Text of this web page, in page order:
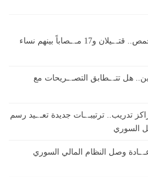
اشـ.ـتباكات عشائرية تهـ.ـز حمص.. قتـ.ـيلان و17 مـ.ـصاباً بينهم نساء
هل تتـ.ـطابق التصـ.ـريحات مع
تدريب.. ترتيبـ.ـات جديدة تعـ.ـيد رسم
السوري
وصل النظام المالي السوري